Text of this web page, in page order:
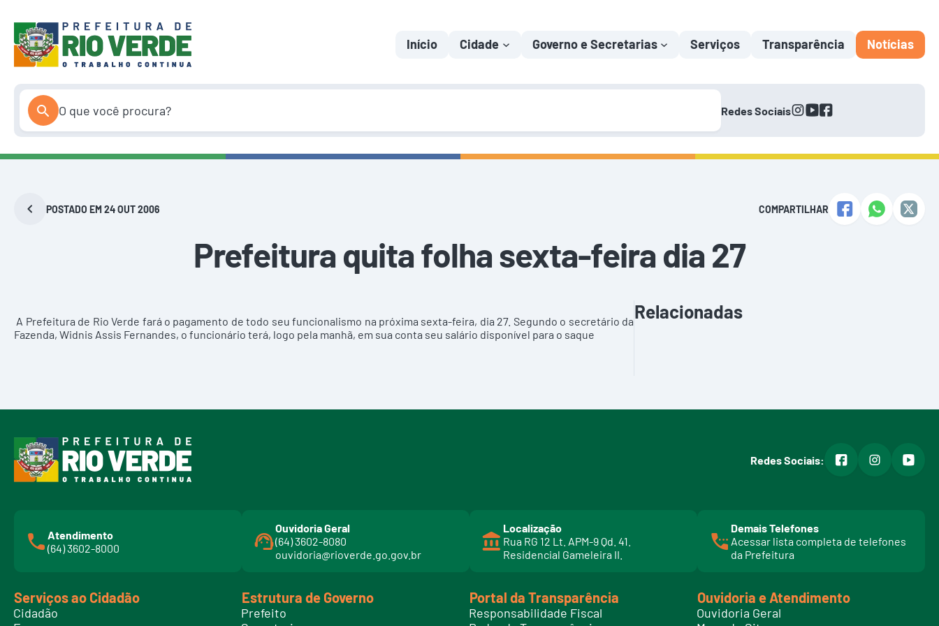
para
conteúdo
Início Cidade Governo e Secretarias Serviços Transparência Notícias
Redes Sociaisinstagram
youtube
facebook
POSTADO EM 24 OUT 2006 COMPARTILHAR
Prefeitura quita folha sexta-feira dia 27
A Prefeitura de Rio Verde fará o pagamento de todo seu funcionalismo na próxima sexta-feira, dia 27. Segundo o secretário da
Fazenda, Widnis Assis Fernandes, o funcionário terá, logo pela manhã, em sua conta seu salário disponível para o saque
Relacionadas
Redes Sociais: facebookinstagram
Atendimento
(64) 3602-8000
Ouvidoria Geral
(64) 3602-8080
ouvidoria@rioverde.go.gov.br
Localização
Rua RG 12 Lt. APM-9 Qd. 41.
Residencial Gameleira II.
Demais Telefones
Acessar lista completa de telefones
da Prefeitura
l
i
t
e
l
Serviços ao Cidadão
Cidadão
Estrutura de Governo
Prefeito
Portal da Transparência
Responsabilidade Fiscal
Ouvidoria e Atendimento
Ouvidoria Geral